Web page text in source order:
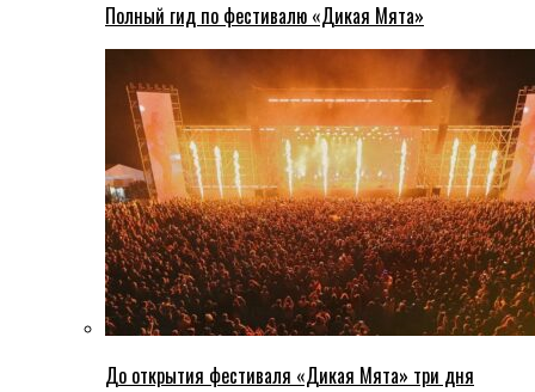
Полный гид по фестивалю «Дикая Мята»
До открытия фестиваля «Дикая Мята» три дня